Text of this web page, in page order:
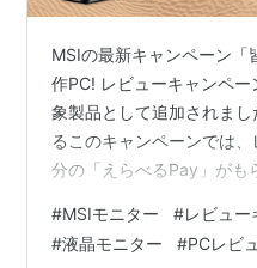
MSIの最新キャンペーン「
作PC! レビューキャンペ
象製品として追加されま
るこのキャンペーンでは
分の「えらべるPay」がも
ンペーン概要 実施期間 キ
象レビュー投稿サイト 応
#MSIモニター #レビュー
#液晶モニター #PCレビ